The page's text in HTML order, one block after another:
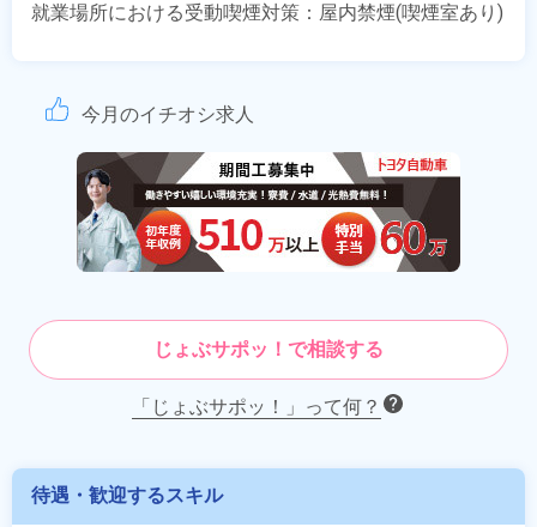
就業場所における受動喫煙対策：屋内禁煙(喫煙室あり)
今月のイチオシ求人
じょぶサポッ！で相談する
「じょぶサポッ！」って何？
待遇・歓迎するスキル